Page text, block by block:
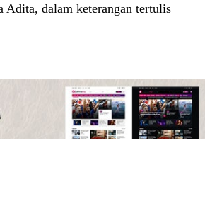
Adita, dalam keterangan tertulis